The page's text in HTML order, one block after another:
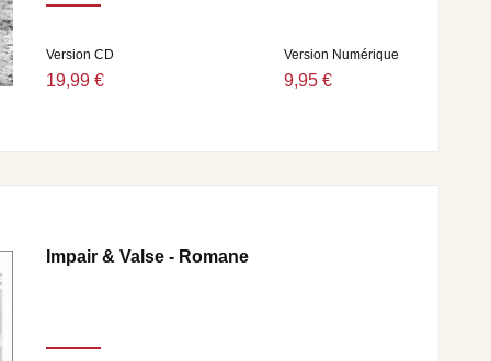
Version CD
19,99 €
Version Numérique
9,95 €
Impair & Valse - Romane